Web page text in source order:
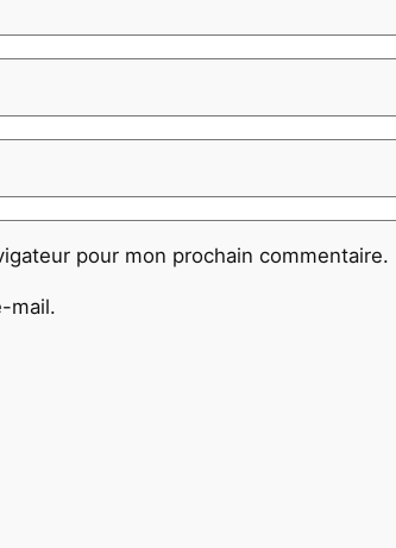
pour mon prochain commentaire.
mail.